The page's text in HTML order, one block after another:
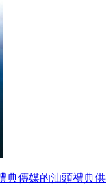
典傳媒的汕頭禮典供